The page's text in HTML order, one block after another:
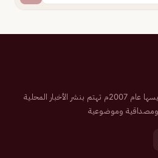
صحيفة إلكترونية سعودية تم تأسيسها عام 2007م تهتم بنشر الأخبار المحلية
ومصداقية وموضوعية